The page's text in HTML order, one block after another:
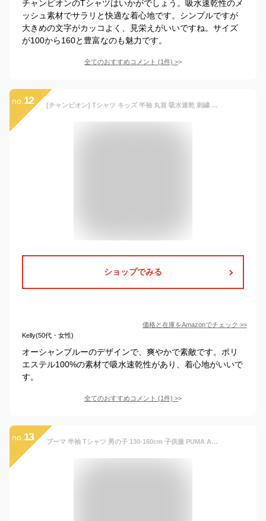
チャンピオンのTシャツはいかがでしょう。吸水速乾性のメ
ッシュ素材でサラリと快適な着心地です。シンプルですが
大きめの文字がカッコよく、見栄えがいいですね。サイズ
が100から160と豊富なのも魅力です。
全てのおすすめコメント (1件) >
no. 12 [チャンピオン] Tシャツ キッズ 半袖 丸首 吸水速乾 刺繍 ワンポイントロゴ ショートスリーブTシャツ ベーシックスポーツ CKSYS301Z オーシャン
ショップでみる
価格と在庫をAmazonでチェック >>
Kelly(50代・女性)
オーシャンブルーのデザインで、爽やかで素敵です。ポリ
エステル100%の素材で吸水速乾性があり、着心地がいいで
す。
全てのおすすめコメント (1件) >
no. 13 プーマ 半袖 Tシャツ 男の子 130-160cm 子供服 PUMA ACTIVE SPORTS プリントT スポーツウェア ビッグロゴ 吸水速乾 ドライ こども 男児 カジュアル ボーイズ トップス/675826【pu22pd】